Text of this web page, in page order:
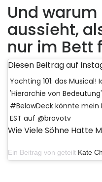
Und warum
aussieht,
nur im Bett
Diesen Beitrag auf
Yachting 101: das
'Hierarchie von
#BelowDeck könnte mein
EST auf @bravotv
Wie Viele Söhne Hatte
Ein Beitrag von geteilt Kate